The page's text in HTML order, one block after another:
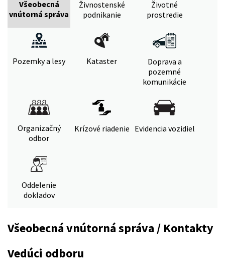
Všeobecná
vnútorná správa
Živnostenské
podnikanie
Životné
prostredie
Pozemky a lesy Kataster
Doprava a
pozemné
komunikácie
Organizačný
odbor
Krízové riadenie Evidencia vozidiel
Oddelenie
dokladov
Všeobecná vnútorná správa / Kontakty
Vedúci odboru